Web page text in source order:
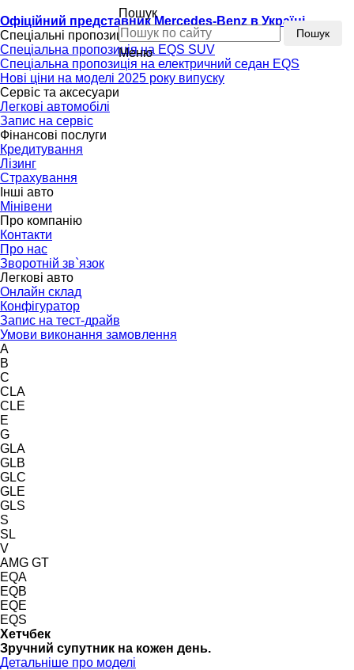
Офіційний представник Mercedes-Benz в Україні
Пошук
Пошук
Меню
Спеціальні пропозиції
Спеціальна пропозиція на EQS SUV
Спеціальна пропозиція на електричний седан EQS
Нові ціни на моделі 2025 року випуску
Сервіс та аксесуари
Легкові автомобілі
Запис на сервіс
Фінансові послуги
Кредитування
Лізинг
Страхування
Інші авто
Мінівени
Про компанію
Контакти
Про нас
Зворотній зв`язок
Легкові авто
Онлайн склад
Конфігуратор
Запис на тест-драйв
Умови виконання замовлення
A
B
C
CLA
CLE
E
G
GLA
GLB
GLC
GLE
GLS
S
SL
V
AMG GT
EQA
EQB
EQE
EQS
Хетчбек
Зручний супутник на кожен день.
Детальніше про моделі